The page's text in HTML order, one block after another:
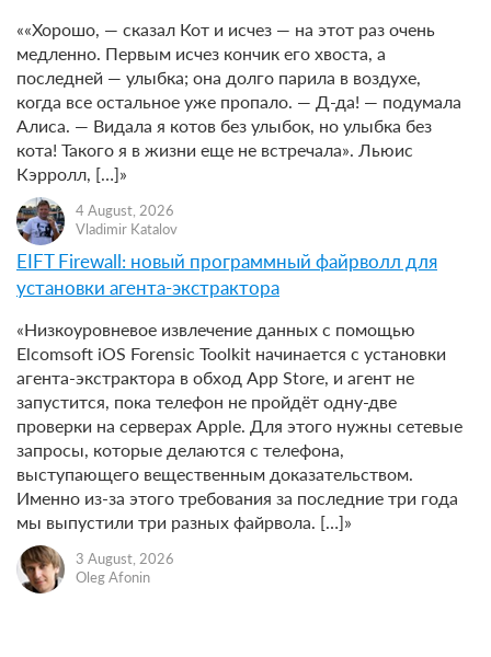
««Хорошо, — сказал Кот и исчез — на этот раз очень
медленно. Первым исчез кончик его хвоста, а
последней — улыбка; она долго парила в воздухе,
когда все остальное уже пропало. — Д-да! — подумала
Алиса. — Видала я котов без улыбок, но улыбка без
кота! Такого я в жизни еще не встречала». Льюис
Кэрролл, […]»
4 August, 2026
Vladimir Katalov
EIFT Firewall: новый программный файрволл для
установки агента-экстрактора
«Низкоуровневое извлечение данных с помощью
Elcomsoft iOS Forensic Toolkit начинается с установки
агента-экстрактора в обход App Store, и агент не
запустится, пока телефон не пройдёт одну-две
проверки на серверах Apple. Для этого нужны сетевые
запросы, которые делаются с телефона,
выступающего вещественным доказательством.
Именно из-за этого требования за последние три года
мы выпустили три разных файрвола. […]»
3 August, 2026
Oleg Afonin